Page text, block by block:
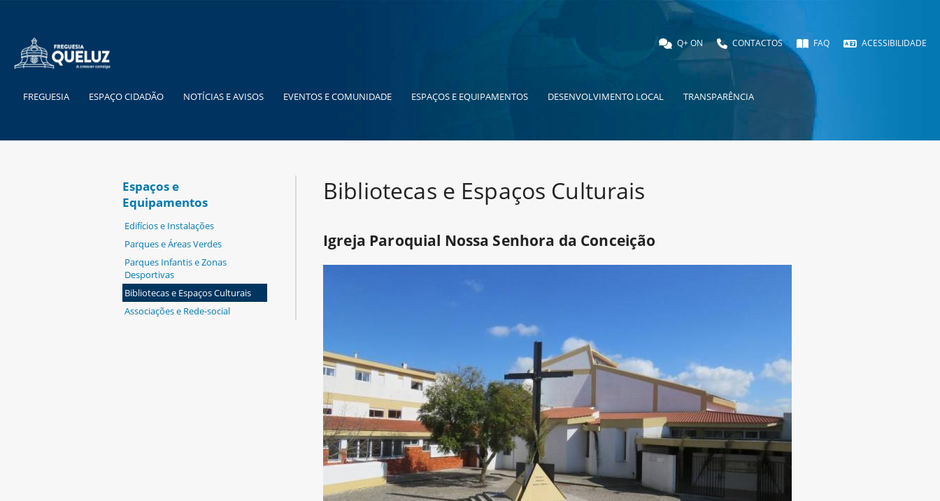
Q+ ON CONTACTOS FAQ ACESSIBILIDADE
FREGUESIA ESPAÇO CIDADÃO NOTÍCIAS E AVISOS EVENTOS E COMUNIDADE ESPAÇOS E EQUIPAMENTOS DESENVOLVIMENTO LOCAL TRANSPARÊNCIA
Espaços e
Equipamentos
Edifícios e Instalações
Parques e Áreas Verdes
Parques Infantis e Zonas
Desportivas
Bibliotecas e Espaços Culturais
Associações e Rede-social
Bibliotecas e Espaços Culturais
Igreja Paroquial Nossa Senhora da Conceição